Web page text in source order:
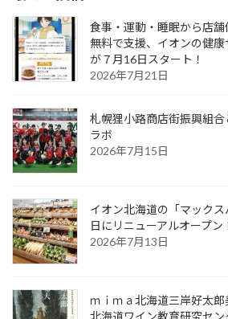
食事・運動・睡眠から店
無料で支援、イオンの健康
が７月16日スタート！
2026年7月21日
札幌狸小路商店街振興組
ラボ
2026年7月15日
イオン北海道の「マック
日にリニューアルオープン
2026年7月13日
ｍｉｍａ北海道三岸好太